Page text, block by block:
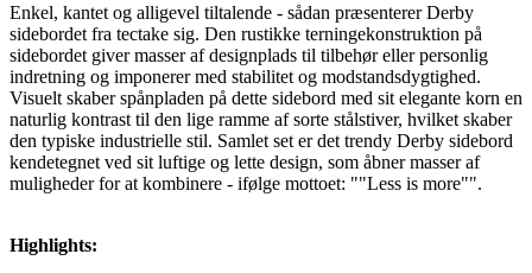
Enkel, kantet og alligevel tiltalende - sådan præsenterer Derby
sidebordet fra tectake sig. Den rustikke terningekonstruktion på
sidebordet giver masser af designplads til tilbehør eller personlig
indretning og imponerer med stabilitet og modstandsdygtighed.
Visuelt skaber spånpladen på dette sidebord med sit elegante korn en
naturlig kontrast til den lige ramme af sorte stålstiver, hvilket skaber
den typiske industrielle stil. Samlet set er det trendy Derby sidebord
kendetegnet ved sit luftige og lette design, som åbner masser af
muligheder for at kombinere - ifølge mottoet: ""Less is more"".
Highlights: